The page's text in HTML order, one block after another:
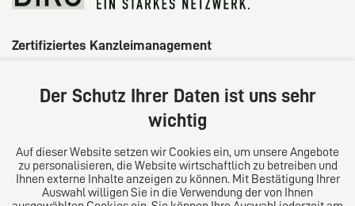
Zertifiziertes Kanzleimanagement
Der Schutz Ihrer Daten ist uns sehr
wichtig
Auf dieser Website setzen wir Cookies ein, um unsere Angebote
zu personalisieren, die Website wirtschaftlich zu betreiben und
Ihnen externe Inhalte anzeigen zu können. Mit Bestätigung Ihrer
Auswahl willigen Sie in die Verwendung der von Ihnen